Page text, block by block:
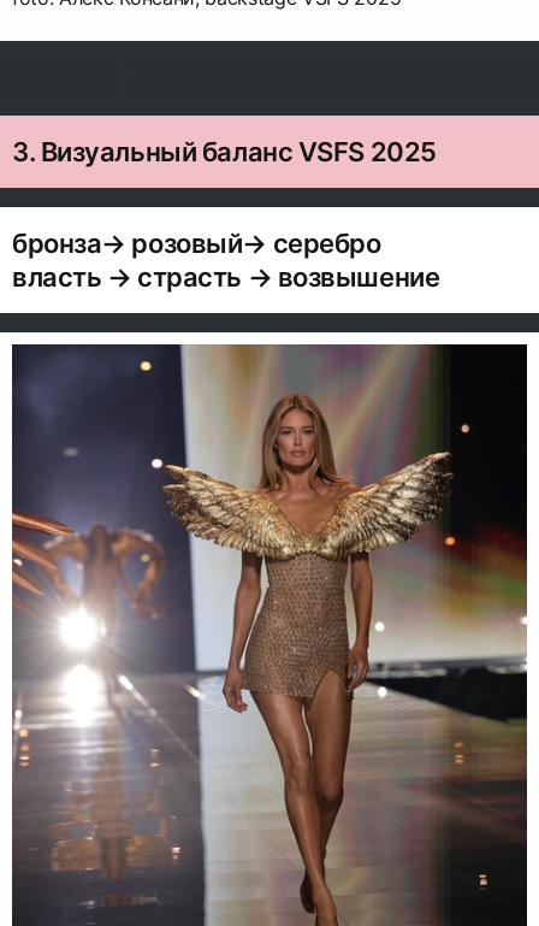
3. Визуальный баланс VSFS 2025
бронза→ розовый→ серебро
власть → страсть → возвышение